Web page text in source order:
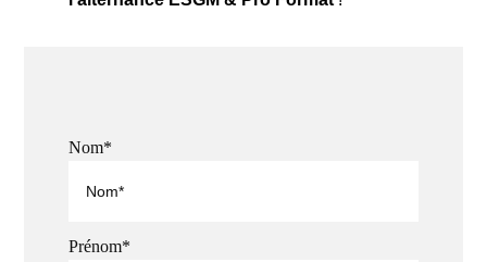
Nom*
Prénom*